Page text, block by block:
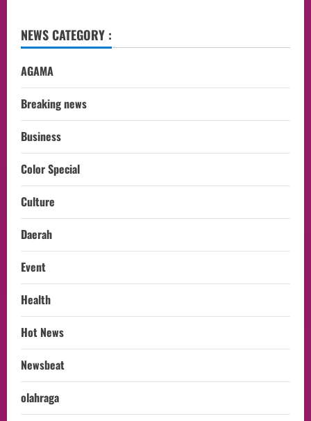
NEWS CATEGORY :
AGAMA
Breaking news
Business
Color Special
Culture
Daerah
Event
Health
Hot News
Newsbeat
olahraga